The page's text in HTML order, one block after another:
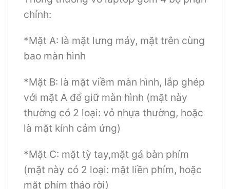
chính:
*Mặt A: là mặt lưng máy, mặt trên cùng
bao màn hình
*Mặt B: là mặt viềm màn hình, lắp ghép
với mặt A để giữ màn hình (mặt này
thường có 2 loại: vỏ nhựa thường, hoặc
là mặt kính cảm ứng)
*Mặt C: mặt tỳ tay,mặt gá bàn phím
(mặt này có 2 loại: mặt liền phím, hoặc
mặt phím tháo rời)